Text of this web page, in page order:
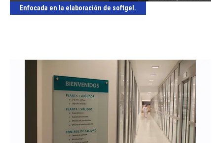
Enfocada en la elaboración de softgel.